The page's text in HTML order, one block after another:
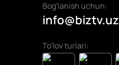
Bog'lanish uchun:
info@biztv.uz
To'lov turlari: